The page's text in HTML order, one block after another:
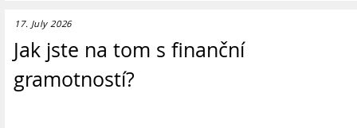
17. July 2026
Jak jste na tom s finanční
gramotností?